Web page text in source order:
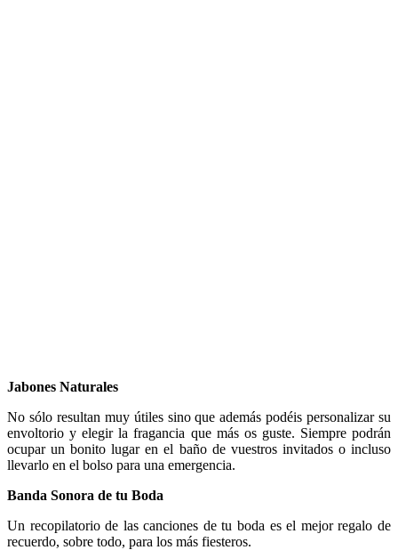
Jabones Naturales
No sólo resultan muy útiles sino que además podéis personalizar su
envoltorio y elegir la fragancia que más os guste. Siempre podrán
ocupar un bonito lugar en el baño de vuestros invitados o incluso
llevarlo en el bolso para una emergencia.
Banda Sonora de tu Boda
Un recopilatorio de las canciones de tu boda es el mejor regalo de
recuerdo, sobre todo, para los más fiesteros.